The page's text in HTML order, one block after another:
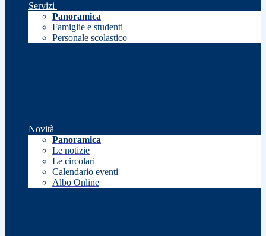
Servizi
Panoramica
Famiglie e studenti
Personale scolastico
Novità
Panoramica
Le notizie
Le circolari
Calendario eventi
Albo Online